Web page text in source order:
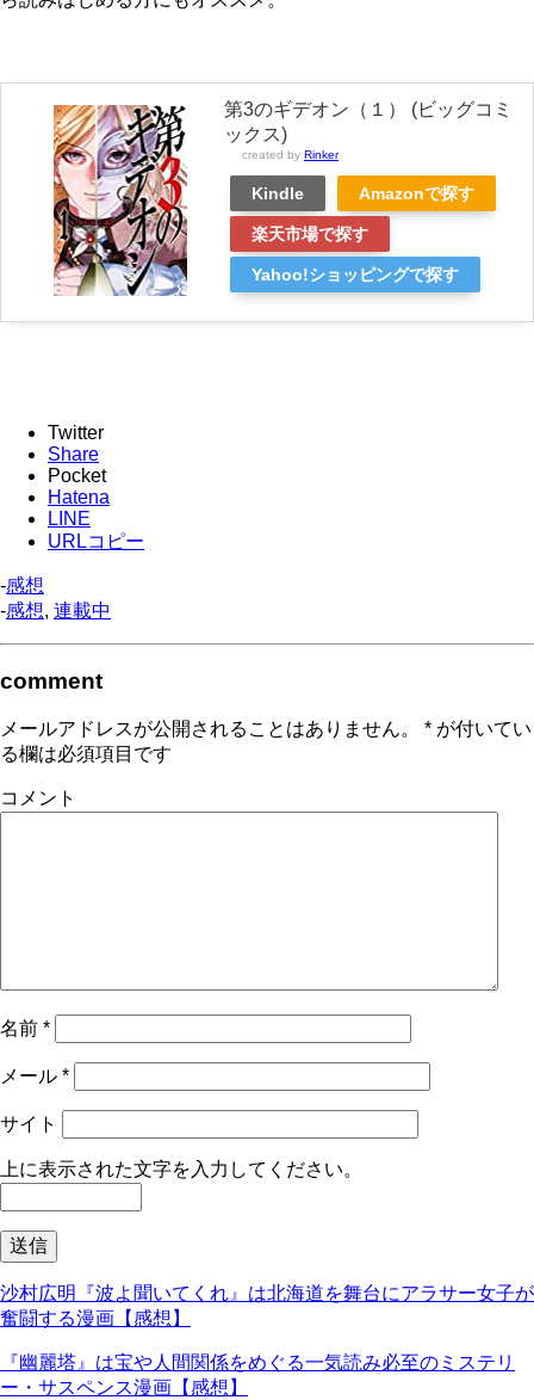
第3のギデオン（１） (ビッグコミ
ックス)
created by Rinker
Kindle Amazonで探す
楽天市場で探す
Yahoo!ショッピングで探す
Twitter
Share
Pocket
Hatena
LINE
URLコピー
-感想
-感想, 連載中
comment
メールアドレスが公開されることはありません。 * が付いてい
る欄は必須項目です
コメント
名前 *
メール *
サイト
上に表示された文字を入力してください。
沙村広明『波よ聞いてくれ』は北海道を舞台にアラサー女子が
奮闘する漫画【感想】
『幽麗塔』は宝や人間関係をめぐる一気読み必至のミステリ
ー・サスペンス漫画【感想】